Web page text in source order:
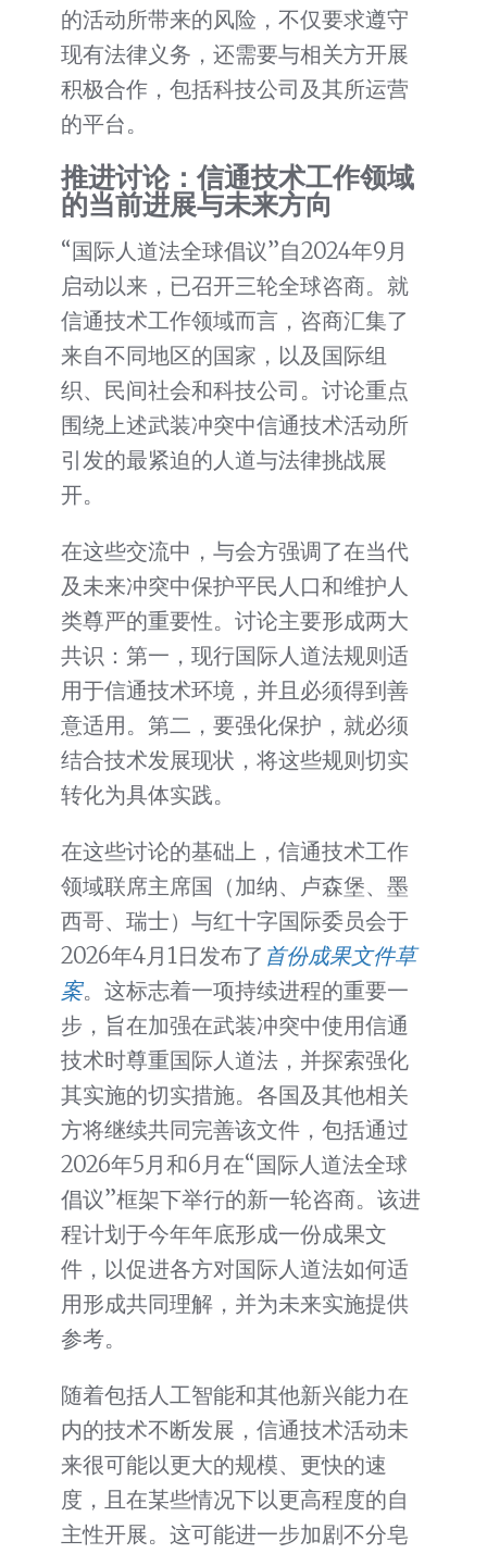
的活动所带来的风险，不仅要求遵守
现有法律义务，还需要与相关方开展
积极合作，包括科技公司及其所运营
的平台。
推进讨论：信通技术工作领域
的当前进展与未来方向
“国际人道法全球倡议”自2024年9月
启动以来，已召开三轮全球咨商。就
信通技术工作领域而言，咨商汇集了
来自不同地区的国家，以及国际组
织、民间社会和科技公司。讨论重点
围绕上述武装冲突中信通技术活动所
引发的最紧迫的人道与法律挑战展
开。
在这些交流中，与会方强调了在当代
及未来冲突中保护平民人口和维护人
类尊严的重要性。讨论主要形成两大
共识：第一，现行国际人道法规则适
用于信通技术环境，并且必须得到善
意适用。第二，要强化保护，就必须
结合技术发展现状，将这些规则切实
转化为具体实践。
在这些讨论的基础上，信通技术工作
领域联席主席国（加纳、卢森堡、墨
西哥、瑞士）与红十字国际委员会于
2026年4月1日发布了 首份成果文件草
案。这标志着一项持续进程的重要一
步，旨在加强在武装冲突中使用信通
技术时尊重国际人道法，并探索强化
其实施的切实措施。各国及其他相关
方将继续共同完善该文件，包括通过
2026年5月和6月在“国际人道法全球
倡议”框架下举行的新一轮咨商。该进
程计划于今年年底形成一份成果文
件，以促进各方对国际人道法如何适
用形成共同理解，并为未来实施提供
参考。
随着包括人工智能和其他新兴能力在
内的技术不断发展，信通技术活动未
来很可能以更大的规模、更快的速
度，且在某些情况下以更高程度的自
主性开展。这可能进一步加剧不分皂